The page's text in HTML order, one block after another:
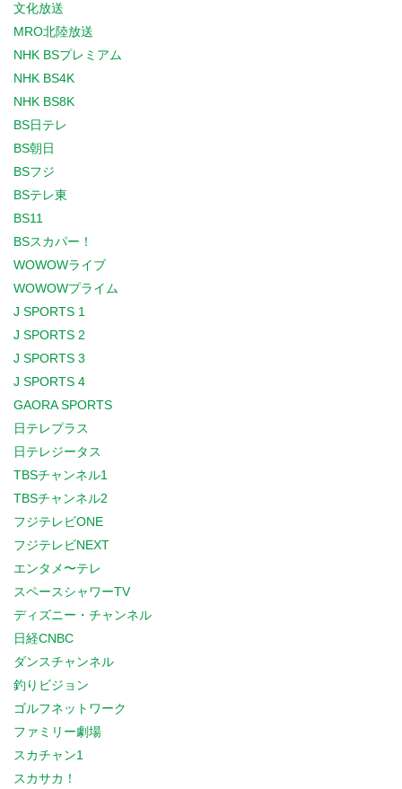
文化放送
MRO北陸放送
NHK BSプレミアム
NHK BS4K
NHK BS8K
BS日テレ
BS朝日
BSフジ
BSテレ東
BS11
BSスカパー！
WOWOWライブ
WOWOWプライム
J SPORTS 1
J SPORTS 2
J SPORTS 3
J SPORTS 4
GAORA SPORTS
日テレプラス
日テレジータス
TBSチャンネル1
TBSチャンネル2
フジテレビONE
フジテレビNEXT
エンタメ〜テレ
スペースシャワーTV
ディズニー・チャンネル
日経CNBC
ダンスチャンネル
釣りビジョン
ゴルフネットワーク
ファミリー劇場
スカチャン1
スカサカ！